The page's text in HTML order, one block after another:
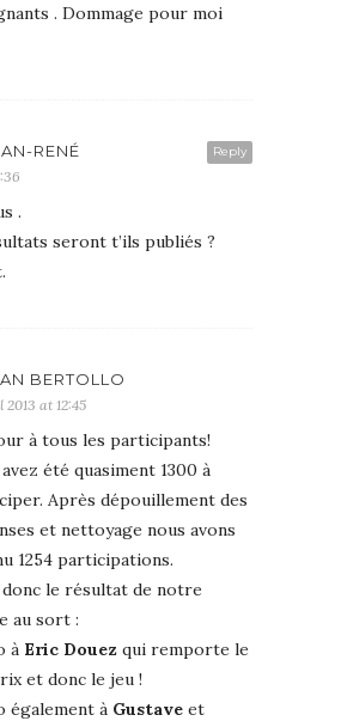
. Dommage pour moi
Reply
RENÉ
.
seront t’ils publiés ?
BERTOLLO
2013 at 12:45
à tous les participants!
été quasiment 1300 à
Après dépouillement des
et nettoyage nous avons
1254 participations.
le résultat de notre
au sort :
à Eric Douez qui remporte le
et donc le jeu !
également à Gustave et